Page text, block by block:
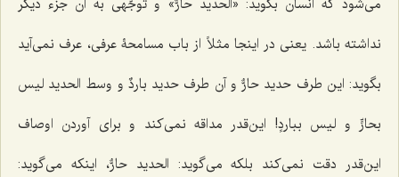
نداشته باشد. یعنى در اینجا مثلاً از باب مسامحۀ عرفى، عرف نمى‌آید
بگوید: این طرف حدید حارٌّو آن طرف حدید باردٌ و وسط الحدید لیس
بحارٍّ و لیس بباردٍ! این‌قدر مداقه نمى‌كند و براى آوردن اوصاف
این‌قدر دقت نمی‌‌كند بلکه مى‌گوید: الحدید حارٌّ، اینكه مى‌گوید: